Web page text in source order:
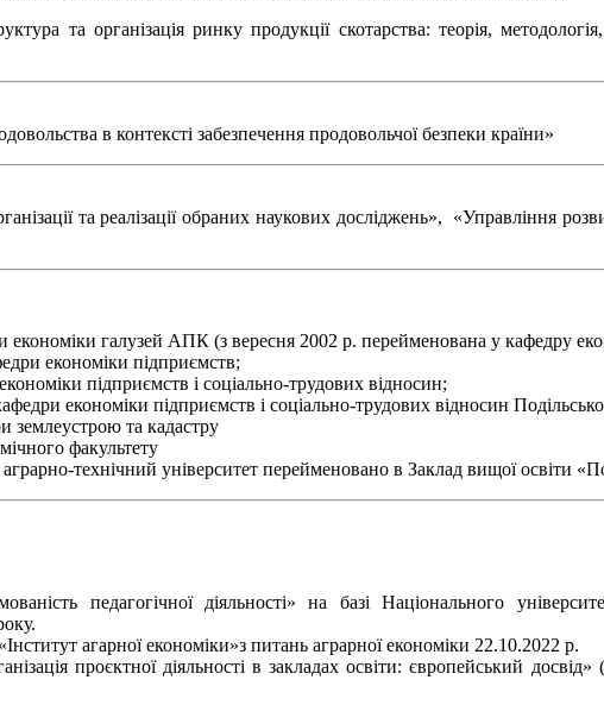
та організація ринку продукції скотарства: теорія,
в контексті забезпечення продовольчої безпеки країни»
та реалізації обраних наукових досліджень», «Управління
економіки галузей АПК (з вересня 2002 р. перейменована у кафедру
економіки підприємств;
підприємств і соціально-трудових відносин;
економіки підприємств і соціально-трудових відносин
землеустрою та кадастру
факультету
технічний університет перейменовано в Заклад вищої освіти
педагогічної діяльності» на базі Національного
агарної економіки»з питань аграрної економіки 22.10.2022 р.
проєктної діяльності в закладах освіти: європейський